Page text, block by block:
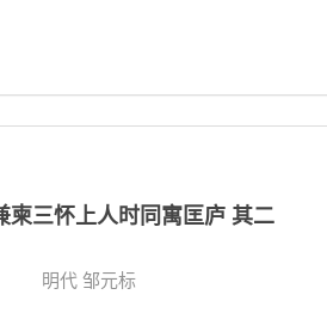
柬三怀上人时同寓匡庐 其二
明代 邹元标